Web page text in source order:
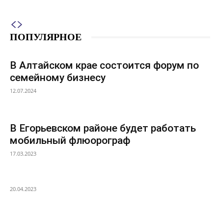
ПОПУЛЯРНОЕ
В Алтайском крае состоится форум по
семейному бизнесу
12.07.2024
В Егорьевском районе будет работать
мобильный флюорограф
17.03.2023
20.04.2023